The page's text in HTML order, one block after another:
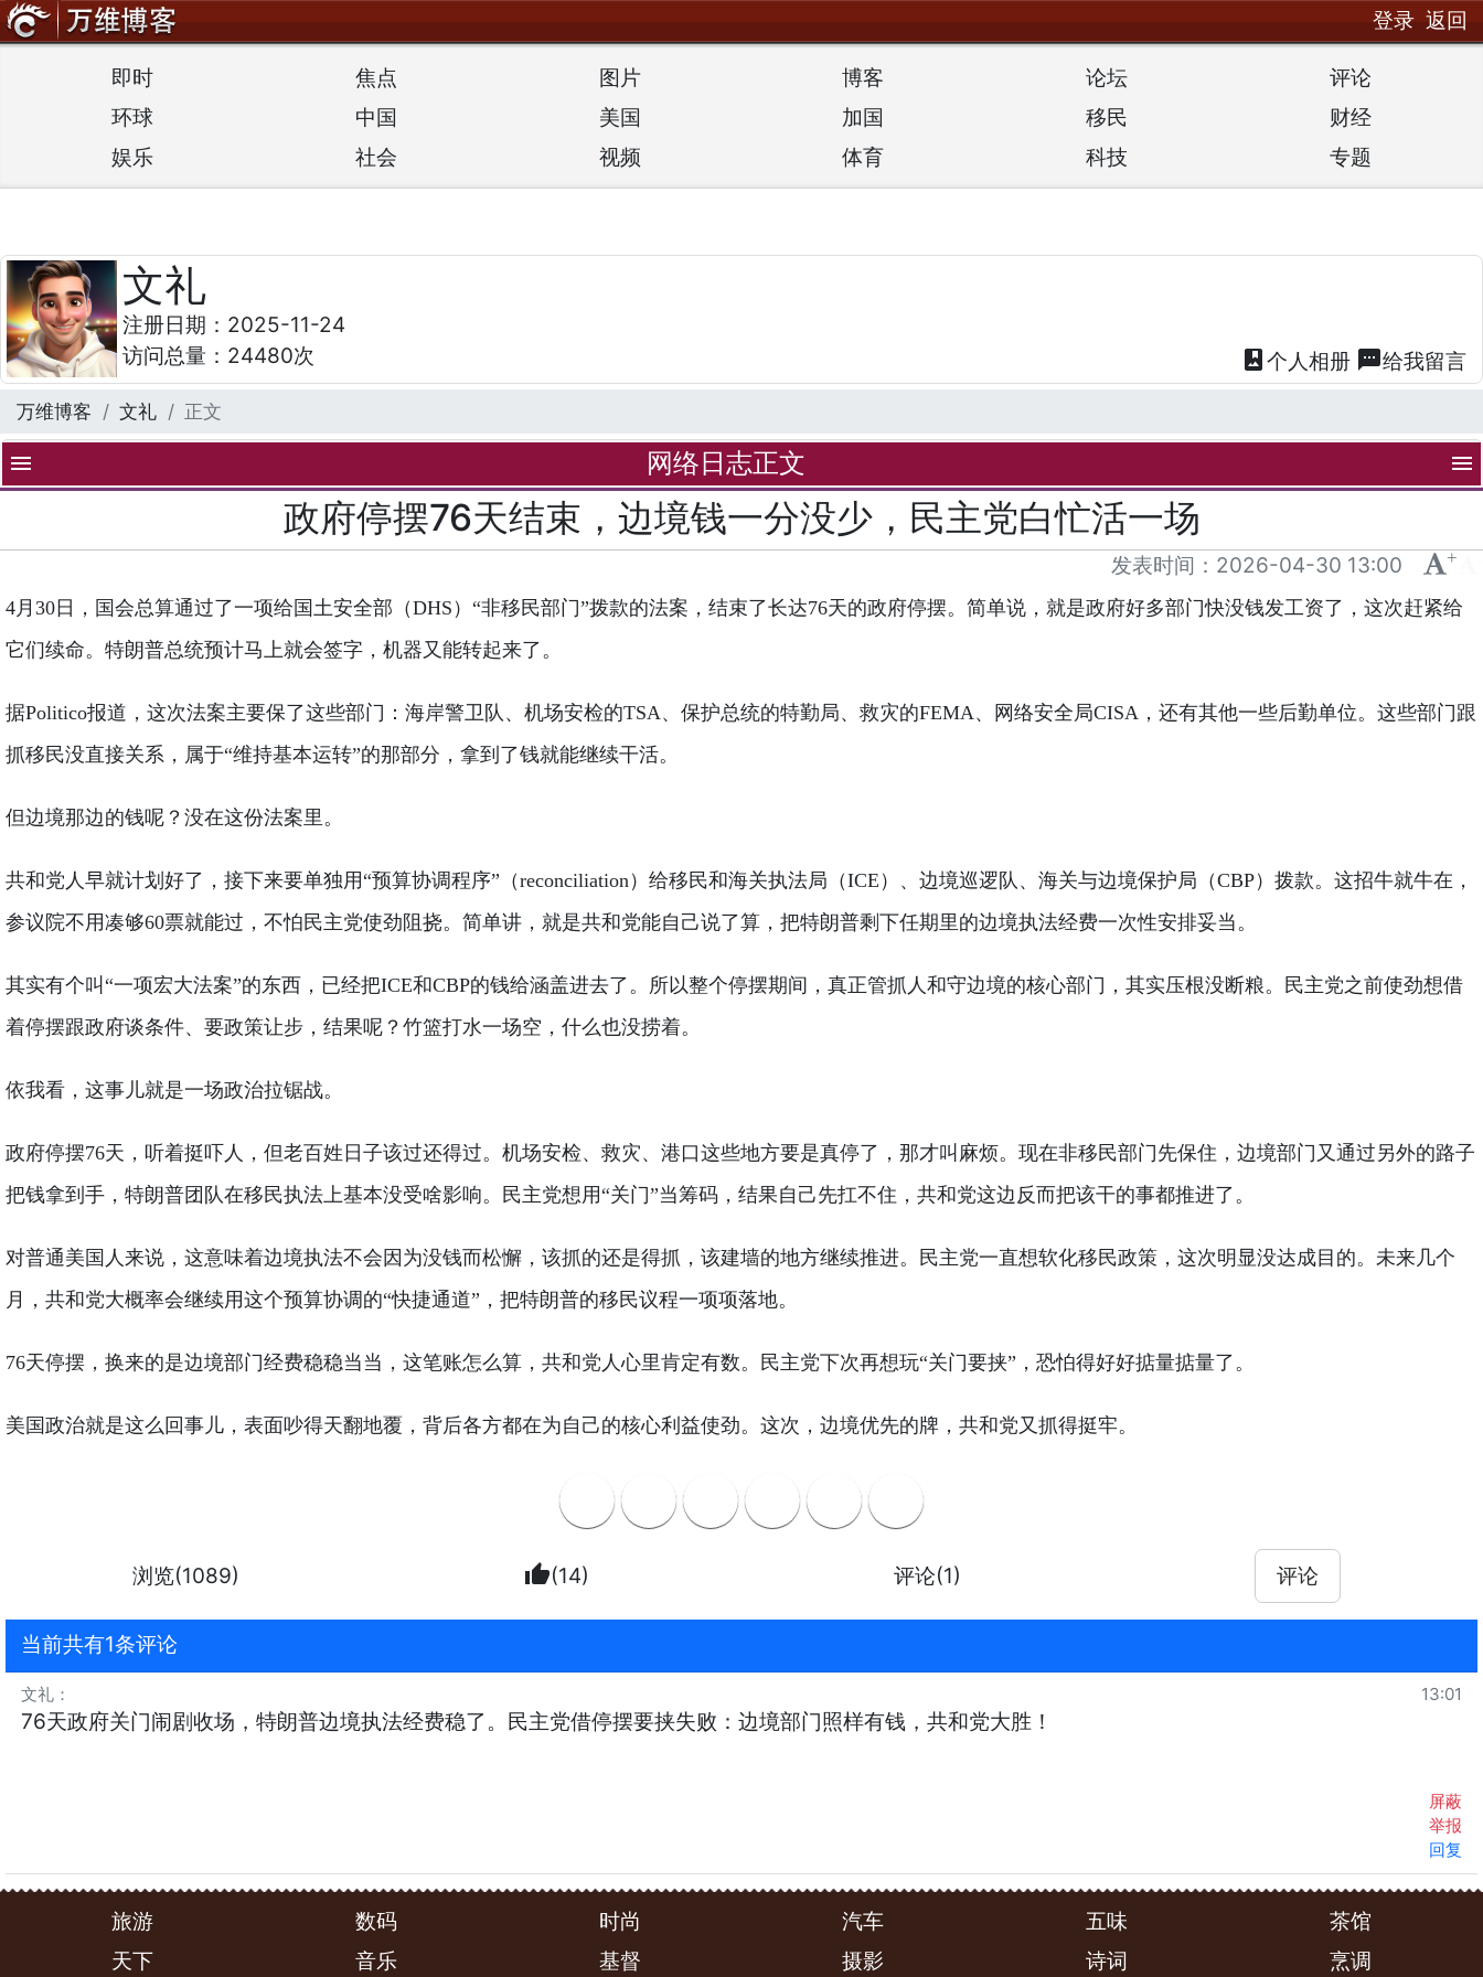
登录 返回
即时 焦点 图片 博客 论坛
评论
环球
中国 美国 加国 移民
财经
娱乐
社会 视频 体育 科技 专题
文礼
注册日期：2025-11-24
访问总量：24480次
photo_album 个人相册 textsms给我留言
万维博客 文礼 正文
menu 网络日志正文 menu
政府停摆76天结束，边境钱一分没少，民主党白忙活一场
发表时间： 2026-04-30 13:00 +
4月30日，国会总算通过了一项给国土安全部（DHS）“非移民部门”拨款的法案，结束了长达76天的政府停摆。简单说，就是政府好多部门快没钱发工资了，这次赶紧给
它们续命。特朗普总统预计马上就会签字，机器又能转起来了。
据Politico报道，这次法案主要保了这些部门：海岸警卫队、机场安检的TSA、保护总统的特勤局、救灾的FEMA、网络安全局CISA，还有其他一些后勤单位。这些部门跟
抓移民没直接关系，属于“维持基本运转”的那部分，拿到了钱就能继续干活。
但边境那边的钱呢？没在这份法案里。
共和党人早就计划好了，接下来要单独用“预算协调程序”（reconciliation）给移民和海关执法局（ICE）、边境巡逻队、海关与边境保护局（CBP）拨款。这招牛就牛在，
参议院不用凑够60票就能过，不怕民主党使劲阻挠。简单讲，就是共和党能自己说了算，把特朗普剩下任期里的边境执法经费一次性安排妥当。
其实有个叫“一项宏大法案”的东西，已经把ICE和CBP的钱给涵盖进去了。所以整个停摆期间，真正管抓人和守边境的核心部门，其实压根没断粮。民主党之前使劲想借
着停摆跟政府谈条件、要政策让步，结果呢？竹篮打水一场空，什么也没捞着。
依我看，这事儿就是一场政治拉锯战。
政府停摆76天，听着挺吓人，但老百姓日子该过还得过。机场安检、救灾、港口这些地方要是真停了，那才叫麻烦。现在非移民部门先保住，边境部门又通过另外的路子
把钱拿到手，特朗普团队在移民执法上基本没受啥影响。民主党想用“关门”当筹码，结果自己先扛不住，共和党这边反而把该干的事都推进了。
对普通美国人来说，这意味着边境执法不会因为没钱而松懈，该抓的还是得抓，该建墙的地方继续推进。民主党一直想软化移民政策，这次明显没达成目的。未来几个
月，共和党大概率会继续用这个预算协调的“快捷通道”，把特朗普的移民议程一项项落地。
76天停摆，换来的是边境部门经费稳稳当当，这笔账怎么算，共和党人心里肯定有数。民主党下次再想玩“关门要挟”，恐怕得好好掂量掂量了。
美国政治就是这么回事儿，表面吵得天翻地覆，背后各方都在为自己的核心利益使劲。这次，边境优先的牌，共和党又抓得挺牢。
浏览(1089) thumb_up(14) 评论(1) 评论
当前共有1条评论
文礼 ： 13:01
76天政府关门闹剧收场，特朗普边境执法经费稳了。民主党借停摆要挟失败：边境部门照样有钱，共和党大胜！
屏蔽
举报
回复
旅游 数码 时尚 汽车 五味
茶馆
天下
音乐 基督 摄影 诗词 烹调